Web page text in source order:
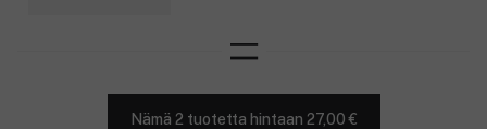
Nämä 2 tuotetta hintaan 27,00 €